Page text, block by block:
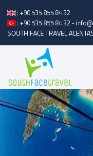
: +90 535 855 84 32
: +90 535 855 84 32 -
SOUTH FACE TRAVEL